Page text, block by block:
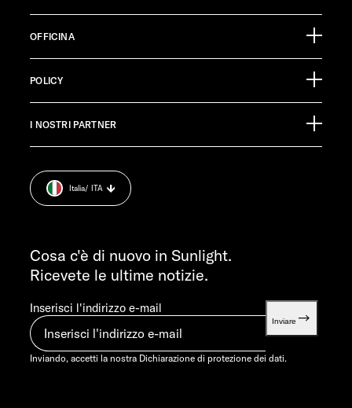
Ölmühlestraße 6
88299 Leutkirch
Germany
SERVIZIO CLIENTI
service@service.sunlight.de
LUN-MART 7:30-12:00 E 13:00-16:00
VEN 07:30-12:00
info@sunlight.de
OFFICINA
Materiale informativo
POLICY
Impronta.
Cookie Consent
Informazioni sul peso.
I NOSTRI PARTNER
Cosa c'è di nuovo in Sunlight.
Ricevete le ultime notizie.
Inserisci l'indirizzo e-mail
Inviare
Inviando, accetti la nostra Dichiarazione di protezione dei dati.
Italia/ ITA